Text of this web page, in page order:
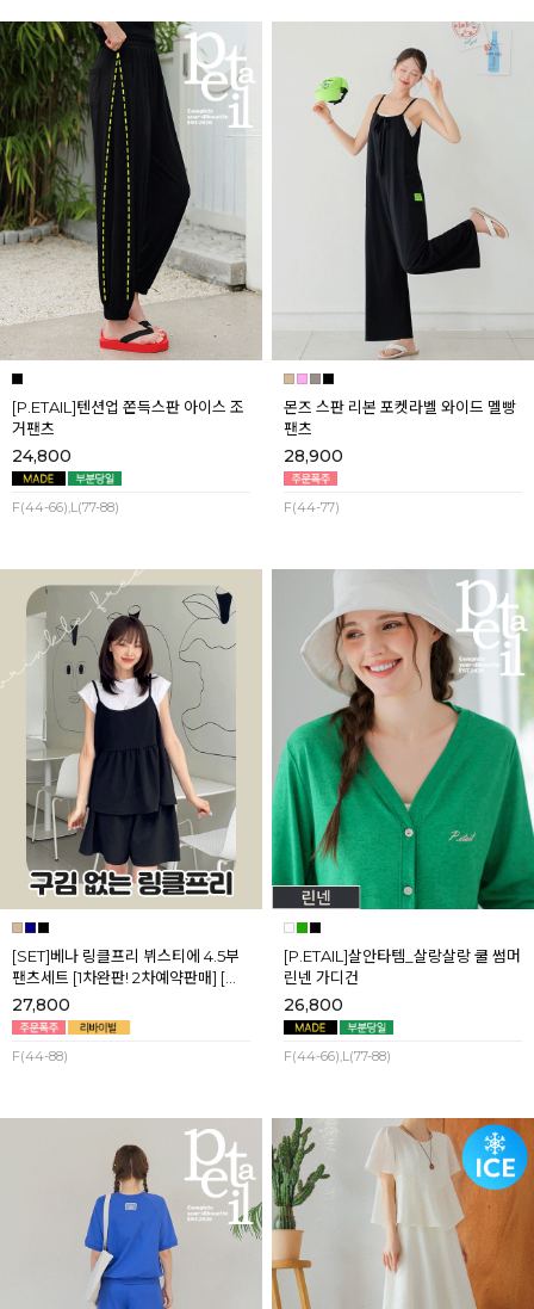
[P.ETAIL]텐션업 쫀득스판 아이스 조
거팬츠
24,800
F(44-66),L(77-88)
몬즈 스판 리본 포켓라벨 와이드 멜빵
팬츠
28,900
F(44-77)
[SET]베나 링클프리 뷔스티에 4.5부
팬츠세트 [1차완판! 2차예약판매] [네
이비,블랙] 8월셋째주 순차배송
27,800
F(44-88)
[P.ETAIL]살안타템_살랑살랑 쿨 썸머
린넨 가디건
26,800
F(44-66),L(77-88)